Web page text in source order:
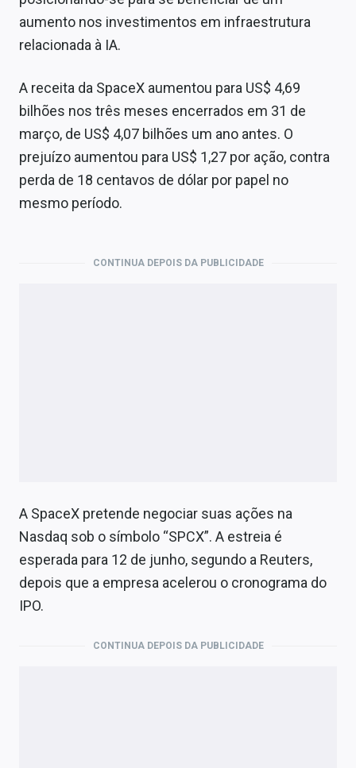
aumento nos investimentos em infraestrutura
relacionada à IA.
A receita da SpaceX aumentou para US$ 4,69
bilhões nos três meses encerrados em 31 de
março, de US$ 4,07 bilhões um ano antes. O
prejuízo aumentou para US$ 1,27 por ação, contra
perda de 18 centavos de dólar por papel no
mesmo período.
CONTINUA DEPOIS DA PUBLICIDADE
A SpaceX pretende negociar suas ações na
Nasdaq sob o símbolo “SPCX”. A estreia é
esperada para 12 de junho, segundo a Reuters,
depois que a empresa acelerou o cronograma do
IPO.
CONTINUA DEPOIS DA PUBLICIDADE